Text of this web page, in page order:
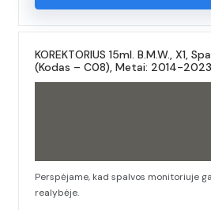
KOREKTORIUS 15ml. B.M.W., X1,
(Kodas – C08), Metai: 2014-2023
Perspėjame, kad spalvos monitoriuje
realybėje.